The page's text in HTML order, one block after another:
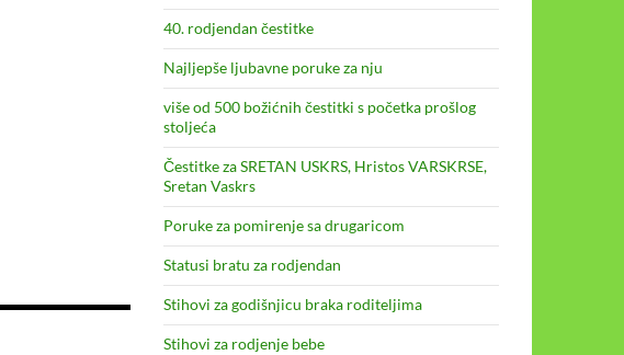
40. rodjendan čestitke
Najljepše ljubavne poruke za nju
više od 500 božićnih čestitki s početka prošlog
stoljeća
Čestitke za SRETAN USKRS, Hristos VARSKRSE,
Sretan Vaskrs
Poruke za pomirenje sa drugaricom
Statusi bratu za rodjendan
Stihovi za godišnjicu braka roditeljima
Stihovi za rodjenje bebe